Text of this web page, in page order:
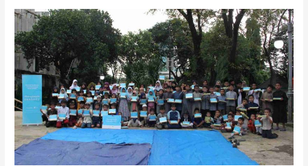
Gemilang
Indonesia
Salurkan
130
Paket
Buka
Puasa
Program
Kolaborasi
Dompet
Dhuafa